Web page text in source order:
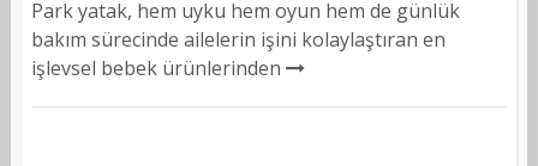
Park yatak, hem uyku hem oyun hem de günlük
bakım sürecinde ailelerin işini kolaylaştıran en
işlevsel bebek ürünlerinden